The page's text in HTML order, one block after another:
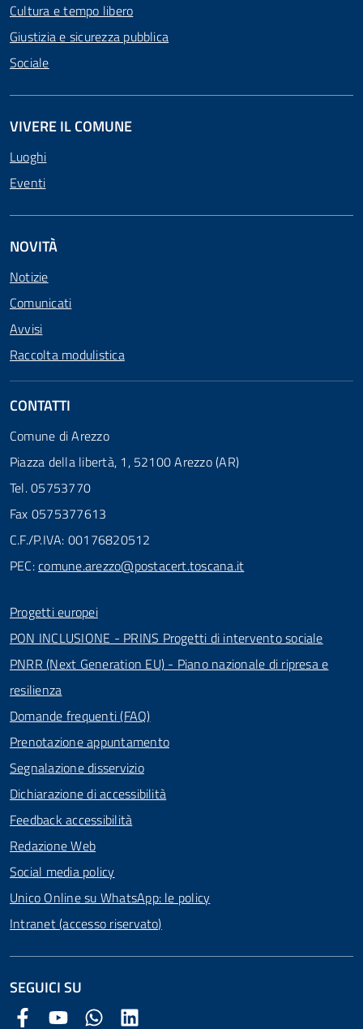
Cultura e tempo libero
Giustizia e sicurezza pubblica
Sociale
VIVERE IL COMUNE
Luoghi
Eventi
NOVITÀ
Notizie
Comunicati
Avvisi
Raccolta modulistica
CONTATTI
Comune di Arezzo
Piazza della libertà, 1, 52100 Arezzo (AR)
Tel. 05753770
Fax 0575377613
C.F./P.IVA: 00176820512
PEC:comune.arezzo@postacert.toscana.it
Progetti europei
PON INCLUSIONE - PRINS Progetti di intervento sociale
PNRR (Next Generation EU) - Piano nazionale di ripresa e
resilienza
Domande frequenti (FAQ)
Prenotazione appuntamento
Segnalazione disservizio
Dichiarazione di accessibilità
Feedback accessibilità
Redazione Web
Social media policy
Unico Online su WhatsApp: le policy
Intranet (accesso riservato)
SEGUICI SU
Facebook Comune di Arezzo
Youtube Comune di Arezzo
Twitter Comune di Arezzo